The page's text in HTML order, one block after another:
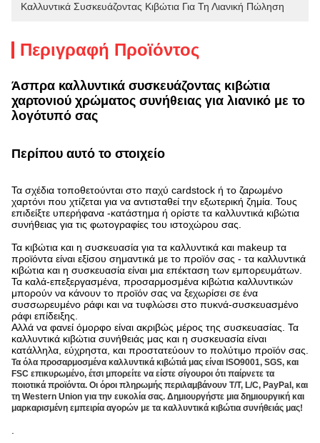
Καλλυντικά Συσκευάζοντας Κιβώτια Για Τη Λιανική Πώληση
Περιγραφή Προϊόντος
Άσπρα καλλυντικά συσκευάζοντας κιβώτια
χαρτονιού χρώματος συνήθειας για λιανικό με το
λογότυπό σας
Περίπου αυτό το στοιχείο
Τα σχέδια τοποθετούνται στο παχύ cardstock ή το ζαρωμένο
χαρτόνι που χτίζεται για να αντισταθεί την εξωτερική ζημία. Τους
επιδείξτε υπερήφανα -κατάστημα ή ορίστε τα καλλυντικά κιβώτια
συνήθειας για τις φωτογραφίες του ιστοχώρου σας.
Τα κιβώτια και η συσκευασία για τα καλλυντικά και makeup τα
προϊόντα είναι εξίσου σημαντικά με το προϊόν σας - τα καλλυντικά
κιβώτια και η συσκευασία είναι μια επέκταση των εμπορευμάτων.
Τα καλά-επεξεργασμένα, προσαρμοσμένα κιβώτια καλλυντικών
μπορούν να κάνουν το προϊόν σας να ξεχωρίσει σε ένα
συσσωρευμένο ράφι και να τυφλώσει στο πυκνά-συσκευασμένο
ράφι επίδειξης.
Αλλά να φανεί όμορφο είναι ακριβώς μέρος της συσκευασίας. Τα
καλλυντικά κιβώτια συνήθειάς μας και η συσκευασία είναι
κατάλληλα, εύχρηστα, και προστατεύουν το πολύτιμο προϊόν σας.
Τα όλα προσαρμοσμένα καλλυντικά κιβώτιά μας είναι ISO9001, SGS, και
FSC επικυρωμένο, έτσι μπορείτε να είστε σίγουροι ότι παίρνετε τα
ποιοτικά προϊόντα. Οι όροι πληρωμής περιλαμβάνουν T/T, L/C, PayPal, και
τη Western Union για την ευκολία σας. Δημιουργήστε μια δημιουργική και
μαρκαρισμένη εμπειρία αγορών με τα καλλυντικά κιβώτια συνήθειάς μας!